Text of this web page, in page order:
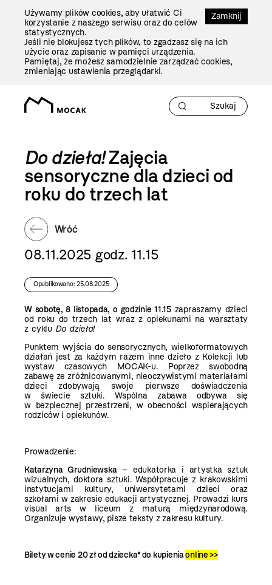
Zamknij
Używamy plików cookies, aby ułatwić Ci
korzystanie z naszego serwisu oraz do celów
statystycznych.
Jeśli nie blokujesz tych plików, to zgadzasz się na ich
użycie oraz zapisanie w pamięci urządzenia.
Pamiętaj, że możesz samodzielnie zarządzać cookies,
zmieniając ustawienia przeglądarki.
Do dzieła!Zajęcia
sensoryczne dla dzieci od
roku do trzech lat
Wróć
08.11.2025 godz. 11.15
Opublikowano: 25.08.2025
W sobotę, 8 listopada, o godzinie 11.15zapraszamy dzieci
od roku do trzech lat wraz z opiekunami na warsztaty
z cyklu Do dzieła!
Punktem wyjścia do sensorycznych, wielkoformatowych
działań jest za każdym razem inne dzieło z Kolekcji lub
wystaw czasowych MOCAK-u. Poprzez swobodną
zabawę ze zróżnicowanymi, nieoczywistymi materiałami
dzieci zdobywają swoje pierwsze doświadczenia
w świecie sztuki. Wspólna zabawa odbywa się
w bezpiecznej przestrzeni, w obecności wspierających
rodziców i opiekunów.
Prowadzenie:
Katarzyna Grudniewska– edukatorka i artystka sztuk
wizualnych, doktora sztuki. Współpracuje z krakowskimi
instytucjami kultury, uniwersytetami dzieci oraz
szkołami w zakresie edukacji artystycznej. Prowadzi kurs
visual arts w liceum z maturą międzynarodową.
Organizuje wystawy, pisze teksty z zakresu kultury.
Bilety w cenie 20 zł od dziecka* do kupieniaonline >>